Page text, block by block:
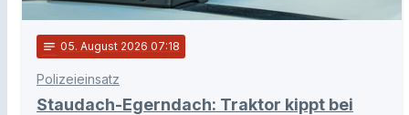
notes 05. August 2026 07:18
Polizeieinsatz
Staudach-Egerndach: Traktor kippt bei